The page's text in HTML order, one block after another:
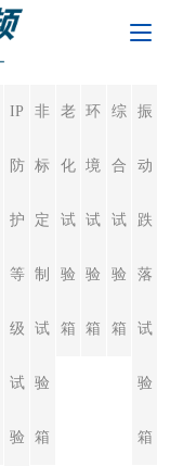
IP
防
护
等
级
试
验
非
标
定
制
试
验
箱
老
化
试
验
箱
环
境
试
验
箱
综
合
试
验
箱
振
动
跌
落
试
验
箱